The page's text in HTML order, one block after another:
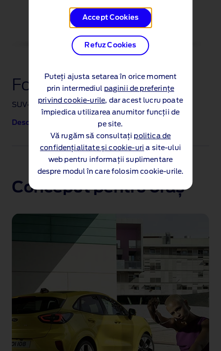
Accept Cookies
Refuz Cookies
Puteți ajusta setarea în orice moment
prin intermediul paginii de preferințe
privind cookie-urile, dar acest lucru poate
împiedica utilizarea anumitor funcții de
pe site.
Vă rugăm să consultați politica de
confidențialitate și cookie-uri a site-ului
web pentru informații suplimentare
despre modul în care folosim cookie-urile.
Ford Puma ST
SUV‑ul sport pentru senzații tari în oraș
Descoperiți modelul Puma ST
Conceput pentru oraș